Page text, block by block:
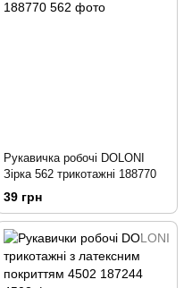
Рукавичка робочі DOLONI
Зірка 562 трикотажні 188770
39 грн